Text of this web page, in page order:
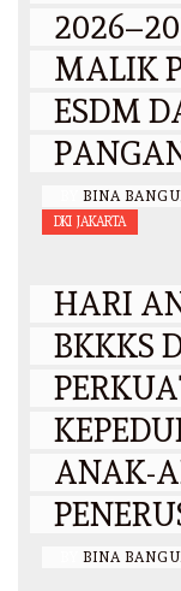
MALIK
ESDM
BINA
DKI JAKARTA
HARI
BKKKS
ANAK-
BINA